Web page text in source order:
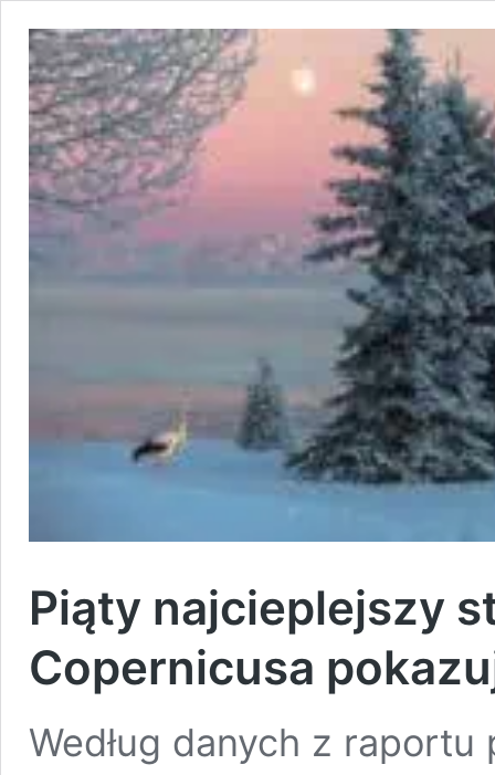
Piąty najcieplejszy
Copernicusa
Według danych z